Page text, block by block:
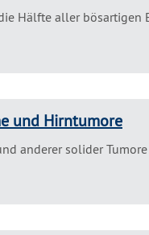
Hälfte aller bösartigen
und Hirntumore
anderer solider